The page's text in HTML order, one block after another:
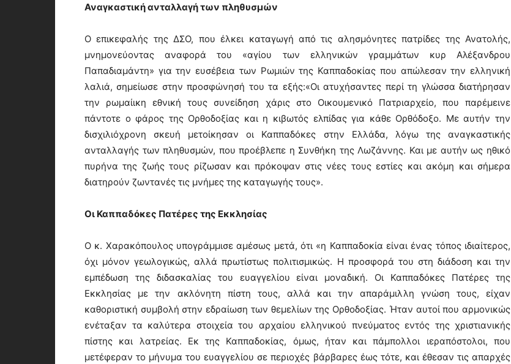
Αναγκαστική ανταλλαγή των πληθυσμών
Ο επικεφαλής της ΔΣΟ, που έλκει καταγωγή από τις αλησμόνητες πατρίδες της Ανατολής,
μνημονεύοντας αναφορά του «αγίου των ελληνικών γραμμάτων κυρ Αλέξανδρου
Παπαδιαμάντη» για την ευσέβεια των Ρωμιών της Καππαδοκίας που απώλεσαν την ελληνική
λαλιά, σημείωσε στην προσφώνησή του τα εξής:«Οι ατυχήσαντες περί τη γλώσσα διατήρησαν
την ρωμαίικη εθνική τους συνείδηση χάρις στο Οικουμενικό Πατριαρχείο, που παρέμεινε
πάντοτε ο φάρος της Ορθοδοξίας και η κιβωτός ελπίδας για κάθε Ορθόδοξο. Με αυτήν την
δισχιλιόχρονη σκευή μετοίκησαν οι Καππαδόκες στην Ελλάδα, λόγω της αναγκαστικής
ανταλλαγής των πληθυσμών, που προέβλεπε η Συνθήκη της Λωζάννης. Και με αυτήν ως ηθικό
πυρήνα της ζωής τους ρίζωσαν και πρόκοψαν στις νέες τους εστίες και ακόμη και σήμερα
διατηρούν ζωντανές τις μνήμες της καταγωγής τους».
Οι Καππαδόκες Πατέρες της Εκκλησίας
Ο κ. Χαρακόπουλος υπογράμμισε αμέσως μετά, ότι «η Καππαδοκία είναι ένας τόπος ιδιαίτερος,
όχι μόνον γεωλογικώς, αλλά πρωτίστως πολιτισμικώς. Η προσφορά του στη διάδοση και την
εμπέδωση της διδασκαλίας του ευαγγελίου είναι μοναδική. Οι Καππαδόκες Πατέρες της
Εκκλησίας με την ακλόνητη πίστη τους, αλλά και την απαράμιλλη γνώση τους, είχαν
καθοριστική συμβολή στην εδραίωση των θεμελίων της Ορθοδοξίας. Ήταν αυτοί που αρμονικώς
ενέταξαν τα καλύτερα στοιχεία του αρχαίου ελληνικού πνεύματος εντός της χριστιανικής
πίστης και λατρείας. Εκ της Καππαδοκίας, όμως, ήταν και πάμπολλοι ιεραπόστολοι, που
μετέφεραν το μήνυμα του ευαγγελίου σε περιοχές βάρβαρες έως τότε, και έθεσαν τις απαρχές